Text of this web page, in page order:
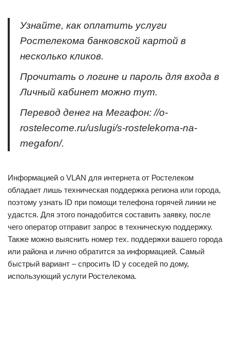
Узнайте, как оплатить услуги
Ростелекома банковской картой в
несколько кликов.
Прочитать о логине и пароль для входа в
Личный кабинет можно тут.
Перевод денег на Мегафон: //o-
rostelecome.ru/uslugi/s-rostelekoma-na-
megafon/.
Информацией о VLAN для интернета от Ростелеком
обладает лишь техническая поддержка региона или города,
поэтому узнать ID при помощи телефона горячей линии не
удастся. Для этого понадобится составить заявку, после
чего оператор отправит запрос в техническую поддержку.
Также можно выяснить номер тех. поддержки вашего города
или района и лично обратится за информацией. Самый
быстрый вариант – спросить ID у соседей по дому,
использующий услуги Ростелекома.